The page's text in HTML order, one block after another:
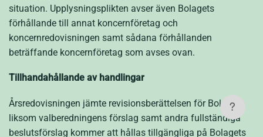
?
situation. Upplysningsplikten avser även Bolagets
förhållande till annat koncernföretag och
koncernredovisningen samt sådana förhållanden
beträffande koncern­företag som avses ovan.
Tillhandahållande av handlingar
Årsredovisningen jämte revisionsberättelsen för Bolaget
liksom valberedningens förslag samt andra fullständiga
beslutsförslag kommer att hållas tillgängliga på Bolagets